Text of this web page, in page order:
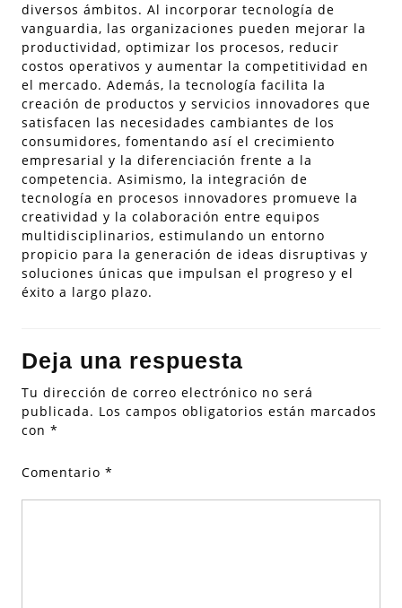
diversos ámbitos. Al incorporar tecnología de
vanguardia, las organizaciones pueden mejorar la
productividad, optimizar los procesos, reducir
costos operativos y aumentar la competitividad en
el mercado. Además, la tecnología facilita la
creación de productos y servicios innovadores que
satisfacen las necesidades cambiantes de los
consumidores, fomentando así el crecimiento
empresarial y la diferenciación frente a la
competencia. Asimismo, la integración de
tecnología en procesos innovadores promueve la
creatividad y la colaboración entre equipos
multidisciplinarios, estimulando un entorno
propicio para la generación de ideas disruptivas y
soluciones únicas que impulsan el progreso y el
éxito a largo plazo.
Deja una respuesta
Tu dirección de correo electrónico no será
publicada. Los campos obligatorios están marcados
con *
Comentario *